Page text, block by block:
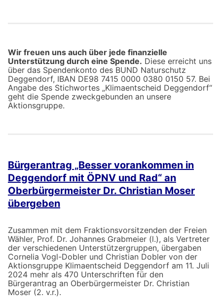
Wir freuen uns auch über jede finanzielle
Unterstützung durch eine Spende. Diese erreicht uns
über das Spendenkonto des BUND Naturschutz
Deggendorf, IBAN DE98 7415 0000 0380 0150 57. Bei
Angabe des Stichwortes „Klimaentscheid Deggendorf“
geht die Spende zweckgebunden an unsere
Aktionsgruppe.
Bürgerantrag „Besser vorankommen in
Deggendorf mit ÖPNV und Rad“ an
Oberbürgermeister Dr. Christian Moser
übergeben
Zusammen mit dem Fraktionsvorsitzenden der Freien
Wähler, Prof. Dr. Johannes Grabmeier (l.), als Vertreter
der verschiedenen Unterstützergruppen, übergaben
Cornelia Vogl-Dobler und Christian Dobler von der
Aktionsgruppe Klimaentscheid Deggendorf am 11. Juli
2024 mehr als 470 Unterschriften für den
Bürgerantrag an Oberbürgermeister Dr. Christian
Moser (2. v.r.).